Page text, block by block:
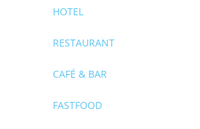
HOTEL
RESTAURANT
CAFÉ & BAR
FASTFOOD